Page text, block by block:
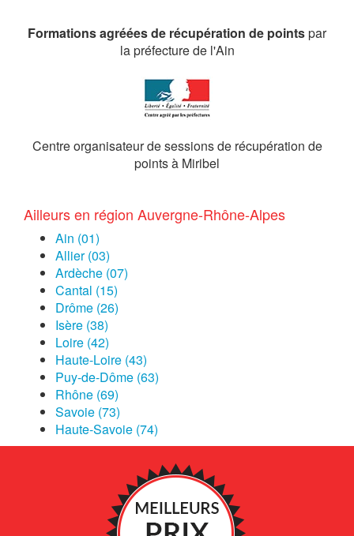
Formations agréées de récupération de pointspar
la préfecture de l'Ain
Centre organisateur de sessions de récupération de
points à Miribel
Ailleurs en région Auvergne-Rhône-Alpes
Ain (01)
Allier (03)
Ardèche (07)
Cantal (15)
Drôme (26)
Isère (38)
Loire (42)
Haute-Loire (43)
Puy-de-Dôme (63)
Rhône (69)
Savoie (73)
Haute-Savoie (74)